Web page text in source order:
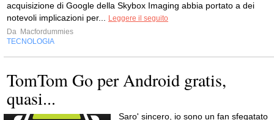
acquisizione di Google della Skybox Imaging abbia portato a dei
notevoli implicazioni per...
Leggere il seguito
Da Macfordummies
TECNOLOGIA
TomTom Go per Android gratis,
quasi...
Saro' sincero, io sono un fan sfegatato